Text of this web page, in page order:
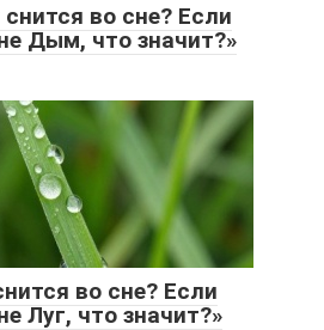
во сне? Если
Дым, что значит?»
во сне? Если
Луг, что значит?»